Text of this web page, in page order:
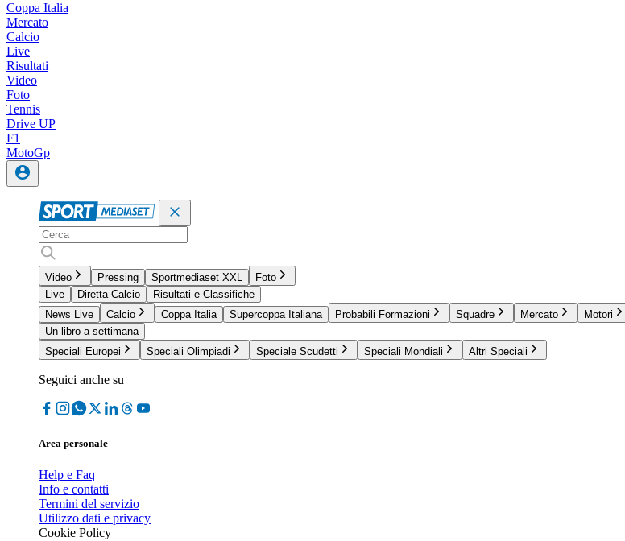
Coppa Italia
Mercato
Calcio
Live
Risultati
Video
Foto
Tennis
Drive UP
F1
MotoGp
Video Pressing Sportmediaset XXL
Foto
Live
Diretta Calcio
Risultati e Classifiche
News Live
Calcio Coppa Italia Supercoppa Italiana Probabili Formazioni Squadre Mercato Motori
Un libro a settimana
Speciali Europei
Speciali Olimpiadi Speciale Scudetti Speciali Mondiali Altri Speciali
Seguici anche su
Area personale
Help e Faq
Info e contatti
Termini del servizio
Utilizzo dati e privacy
Cookie Policy